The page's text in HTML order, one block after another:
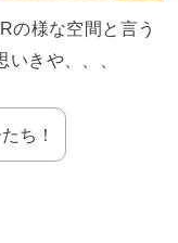
の様な空間と言う
きや、、、
ち！